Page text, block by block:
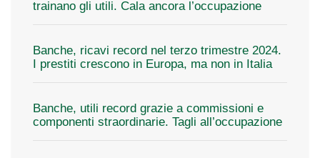
trainano gli utili. Cala ancora l’occupazione
Banche, ricavi record nel terzo trimestre 2024.
I prestiti crescono in Europa, ma non in Italia
Banche, utili record grazie a commissioni e
componenti straordinarie. Tagli all’occupazione